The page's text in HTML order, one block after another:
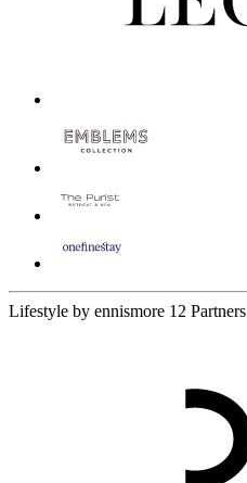
Lifestyle by ennismore 12 Partners